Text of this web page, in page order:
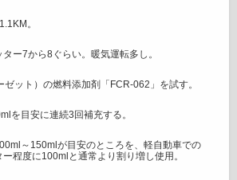
。
ー7から8ぐらい。暖気運転多し。
ット）の燃料添加剤「FCR-062」を試す。
を目安に連続3回補充する。
～150mlが目安のところを、軽自動車での
程度に100mlと通常より割り増し使用。